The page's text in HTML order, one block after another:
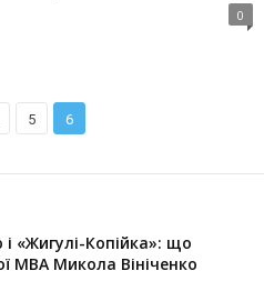
0
5 6
«Жигулі-Копійка»: що
МВА Микола Вініченко